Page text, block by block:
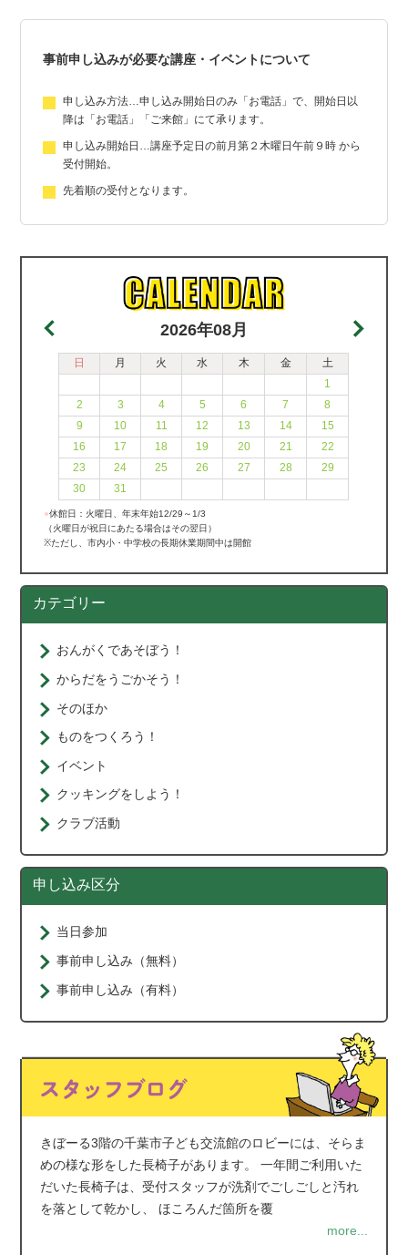
事前申し込みが必要な講座・イベントについて
申し込み方法…申し込み開始日のみ「お電話」で、開始日以
降は「お電話」「ご来館」にて承ります。
申し込み開始日…講座予定日の前月第２木曜日午前９時 から
受付開始。
先着順の受付となります。
2026年08月
日 月 火 水 木 金
土
1
2
3 4 5 6 7
8
9
10 11 12 13 14
15
16
17 18 19 20 21
22
23
24 25 26 27 28
29
30
31
●休館日：火曜日、年末年始12/29～1/3
（火曜日が祝日にあたる場合はその翌日）
※ただし、市内小・中学校の長期休業期間中は開館
カテゴリー
おんがくであそぼう！
からだをうごかそう！
そのほか
ものをつくろう！
イベント
クッキングをしよう！
クラブ活動
申し込み区分
当日参加
事前申し込み（無料）
事前申し込み（有料）
きぼーる3階の千葉市子ども交流館のロビーには、そらま
めの様な形をした長椅子があります。 一年間ご利用いた
だいた長椅子は、受付スタッフが洗剤でごしごしと汚れ
を落として乾かし、 ほころんだ箇所を覆
more...